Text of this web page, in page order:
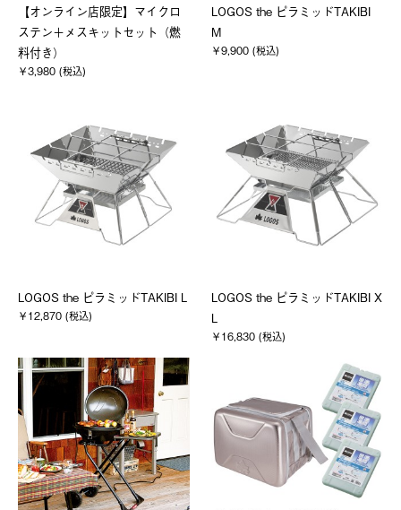
【オンライン店限定】マイクロ
ステン＋メスキットセット（燃
料付き）
￥3,980 (税込)
LOGOS the ピラミッドTAKIBI
M
￥9,900 (税込)
LOGOS the ピラミッドTAKIBI L
￥12,870 (税込)
LOGOS the ピラミッドTAKIBI X
L
￥16,830 (税込)